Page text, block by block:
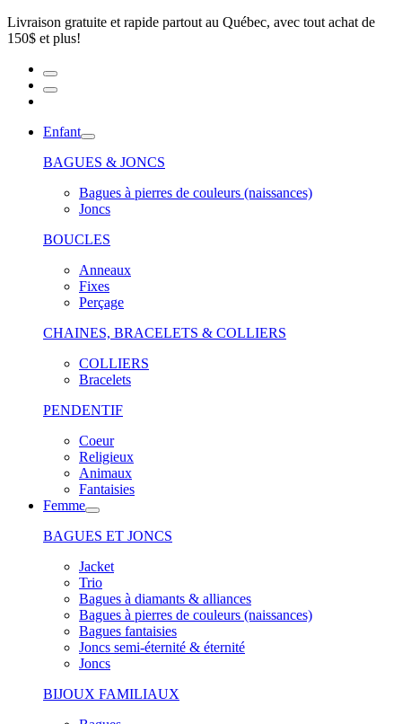
Livraison gratuite et rapide partout au Québec, avec tout achat de
150$ et plus!
Enfant
BAGUES & JONCS
Bagues à pierres de couleurs (naissances)
Joncs
BOUCLES
Anneaux
Fixes
Perçage
CHAINES, BRACELETS & COLLIERS
COLLIERS
Bracelets
PENDENTIF
Coeur
Religieux
Animaux
Fantaisies
Femme
BAGUES ET JONCS
Jacket
Trio
Bagues à diamants & alliances
Bagues à pierres de couleurs (naissances)
Bagues fantaisies
Joncs semi-éternité & éternité
Joncs
BIJOUX FAMILIAUX